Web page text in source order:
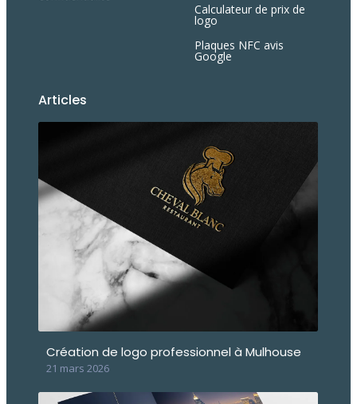
Calculateur de prix de
logo
Plaques NFC avis
Google
Articles
Création de logo professionnel à Mulhouse
21 mars 2026